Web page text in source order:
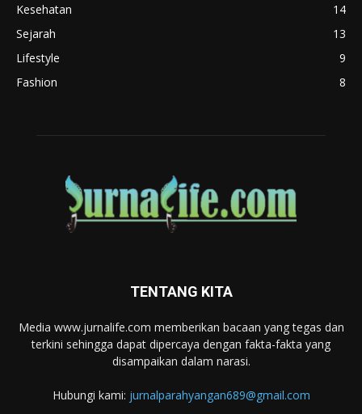
Kesehatan
14
Sejarah
13
Lifestyle
9
Fashion
8
TENTANG KITA
Media www.jurnalife.com memberikan bacaan yang tegas dan
terkini sehingga dapat dipercaya dengan fakta-fakta yang
disampaikan dalam narasi.
Hubungi kami: jurnalparahyangan689@gmail.com